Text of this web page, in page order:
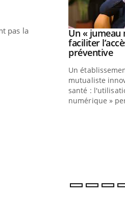
pas laYoutube Youtube
Un «
faciliter
préventive
Un
mutualiste
santé :
numérique »